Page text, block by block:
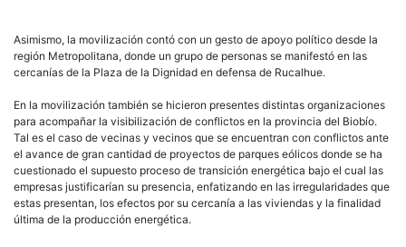
Asimismo, la movilización contó con un gesto de apoyo político desde la
región Metropolitana, donde un grupo de personas se manifestó en las
cercanías de la Plaza de la Dignidad en defensa de Rucalhue.
En la movilización también se hicieron presentes distintas organizaciones
para acompañar la visibilización de conflictos en la provincia del Biobío.
Tal es el caso de vecinas y vecinos que se encuentran con conflictos ante
el avance de gran cantidad de proyectos de parques eólicos donde se ha
cuestionado el supuesto proceso de transición energética bajo el cual las
empresas justificarían su presencia, enfatizando en las irregularidades que
estas presentan, los efectos por su cercanía a las viviendas y la finalidad
última de la producción energética.